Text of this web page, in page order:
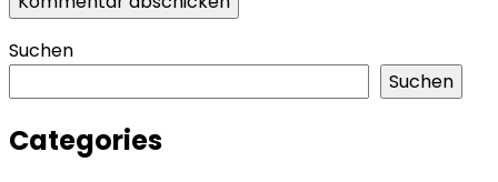
Suchen
Suchen
Categories